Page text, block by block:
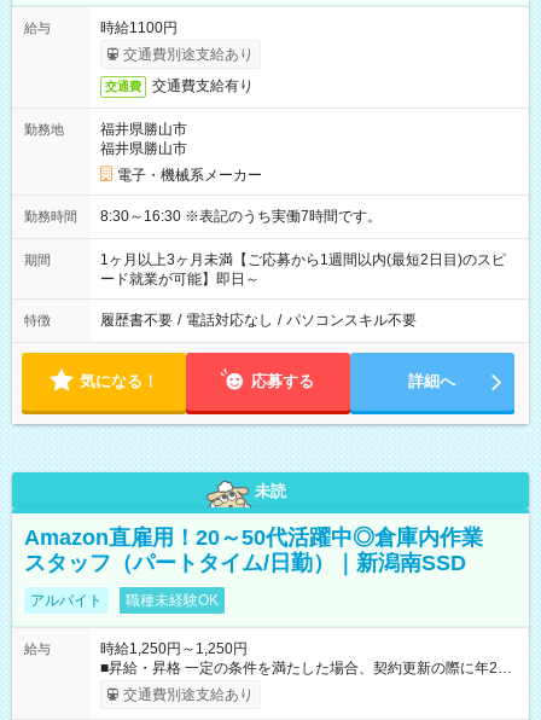
給与
時給1100円
交通費別途支給あり
交通費 交通費支給有り
勤務地
福井県勝山市
福井県勝山市
電子・機械系メーカー
勤務時間 8:30～16:30 ※表記のうち実働7時間です。
期間
1ヶ月以上3ヶ月未満【ご応募から1週間以内(最短2日目)のスピ
ード就業が可能】即日～
特徴 履歴書不要 / 電話対応なし / パソコンスキル不要
気になる！ 応募する 詳細へ
未読
Amazon直雇用！20～50代活躍中◎倉庫内作業
スタッフ（パートタイム/日勤）｜新潟南SSD
アルバイト 職種未経験OK
給与
時給1,250円～1,250円
■昇給・昇格 一定の条件を満たした場合、契約更新の際に年2回
まで昇給の機会があります。 ■正社員登用制度あり ※月末締/翌
月25日支払い ※時間外手当、別途支給 ※深夜割増賃金 (22:00～
交通費別途支給あり